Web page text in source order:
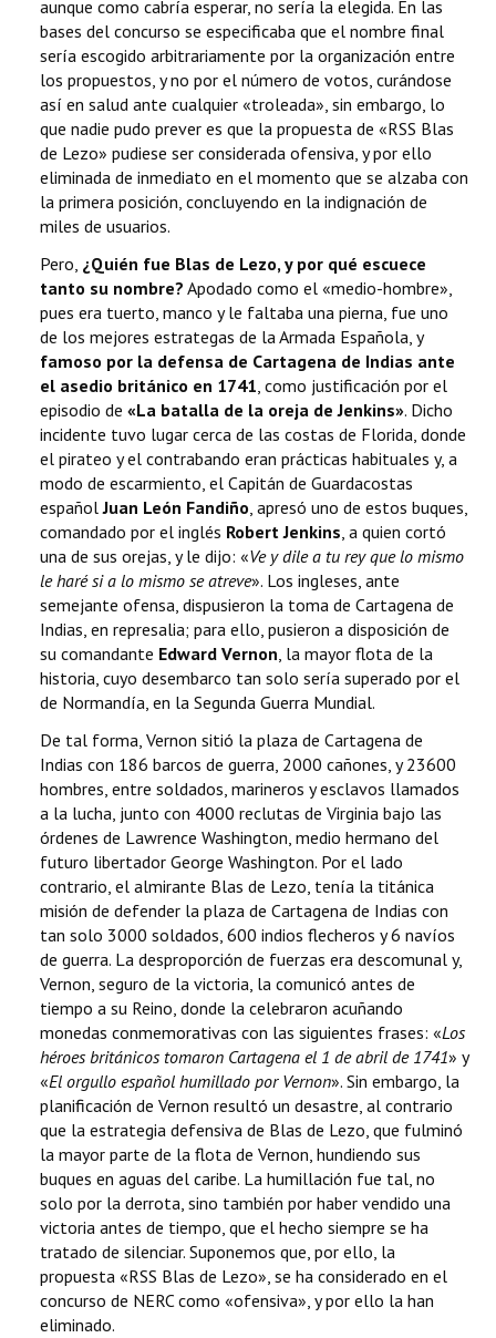
aunque como cabría esperar, no sería la elegida. En las
bases del concurso se especificaba que el nombre final
sería escogido arbitrariamente por la organización entre
los propuestos, y no por el número de votos, curándose
así en salud ante cualquier «troleada», sin embargo, lo
que nadie pudo prever es que la propuesta de «RSS Blas
de Lezo» pudiese ser considerada ofensiva, y por ello
eliminada de inmediato en el momento que se alzaba con
la primera posición, concluyendo en la indignación de
miles de usuarios.
Pero, ¿Quién fue Blas de Lezo, y por qué escuece
tanto su nombre? Apodado como el «medio-hombre»,
pues era tuerto, manco y le faltaba una pierna, fue uno
de los mejores estrategas de la Armada Española, y
famoso por la defensa de Cartagena de Indias ante
el asedio británico en 1741, como justificación por el
episodio de «La batalla de la oreja de Jenkins». Dicho
incidente tuvo lugar cerca de las costas de Florida, donde
el pirateo y el contrabando eran prácticas habituales y, a
modo de escarmiento, el Capitán de Guardacostas
españolJuan León Fandiño, apresó uno de estos buques,
comandado por el inglés Robert Jenkins, a quien cortó
una de sus orejas, y le dijo: «Ve y dile a tu rey que lo mismo
le haré si a lo mismo se atreve». Los ingleses, ante
semejante ofensa, dispusieron la toma de Cartagena de
Indias, en represalia; para ello, pusieron a disposición de
su comandante Edward Vernon, la mayor flota de la
historia, cuyo desembarco tan solo sería superado por el
de Normandía, en la Segunda Guerra Mundial.
De tal forma, Vernon sitió la plaza de Cartagena de
Indias con 186 barcos de guerra, 2000 cañones, y 23600
hombres, entre soldados, marineros y esclavos llamados
a la lucha, junto con 4000 reclutas de Virginia bajo las
órdenes de Lawrence Washington, medio hermano del
futuro libertador George Washington. Por el lado
contrario, el almirante Blas de Lezo, tenía la titánica
misión de defender la plaza de Cartagena de Indias con
tan solo 3000 soldados, 600 indios flecheros y 6 navíos
de guerra. La desproporción de fuerzas era descomunal y,
Vernon, seguro de la victoria, la comunicó antes de
tiempo a su Reino, donde la celebraron acuñando
monedas conmemorativas con las siguientes frases: «Los
héroes británicos tomaron Cartagena el 1 de abril de 1741» y
«El orgullo español humillado por Vernon». Sin embargo, la
planificación de Vernon resultó un desastre, al contrario
que la estrategia defensiva de Blas de Lezo, que fulminó
la mayor parte de la flota de Vernon, hundiendo sus
buques en aguas del caribe. La humillación fue tal, no
solo por la derrota, sino también por haber vendido una
victoria antes de tiempo, que el hecho siempre se ha
tratado de silenciar. Suponemos que, por ello, la
propuesta «RSS Blas de Lezo», se ha considerado en el
concurso de NERC como «ofensiva», y por ello la han
eliminado.